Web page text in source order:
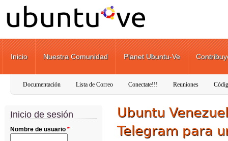
Pasar al contenido principal
Inicio Nuestra Comunidad Planet Ubuntu-Ve
Documentación Lista de Correo Conectate!!! Reuniones
Inicio de sesión
Nombre de usuario *
Ubuntu
Telegram para